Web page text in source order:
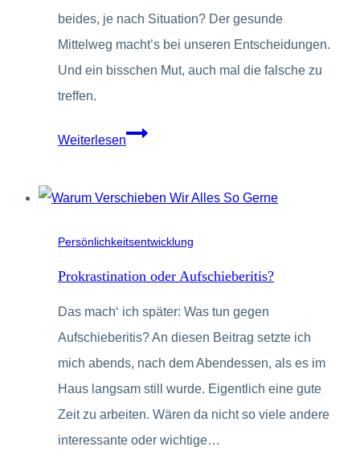
beides, je nach Situation? Der gesunde
Mittelweg macht’s bei unseren Entscheidungen.
Und ein bisschen Mut, auch mal die falsche zu
treffen.
WeiterlesenDie
–
das?
Persönlichkeitsentwicklung
Prokrastination oder Aufschieberitis?
Das mach‘ ich später: Was tun gegen
Aufschieberitis? An diesen Beitrag setzte ich
mich abends, nach dem Abendessen, als es im
Haus langsam still wurde. Eigentlich eine gute
Zeit zu arbeiten. Wären da nicht so viele andere
interessante oder wichtige…